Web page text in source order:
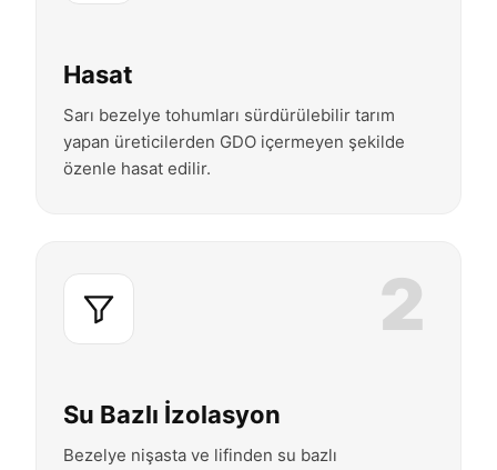
Hasat
Sarı bezelye tohumları sürdürülebilir tarım
yapan üreticilerden GDO içermeyen şekilde
özenle hasat edilir.
2
Su Bazlı İzolasyon
Bezelye nişasta ve lifinden su bazlı